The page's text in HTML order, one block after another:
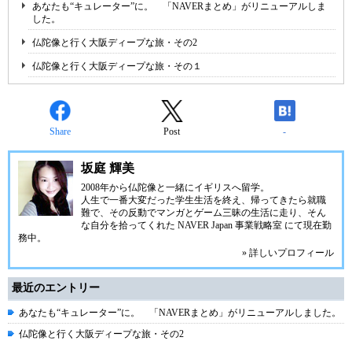
あなたも“キュレーター”に。 「NAVERまとめ」がリニューアルしま
した。
仏陀像と行く大阪ディープな旅・その2
仏陀像と行く大阪ディープな旅・その１
Share Post -
坂庭 輝美
2008年から仏陀像と一緒にイギリスへ留学。
人生で一番大変だった学生生活を終え、帰ってきたら就職
難で、その反動でマンガとゲーム三昧の生活に走り、そん
な自分を拾ってくれた NAVER Japan 事業戦略室 にて現在勤
務中。
» 詳しいプロフィール
最近のエントリー
あなたも“キュレーター”に。 「NAVERまとめ」がリニューアルしました。
仏陀像と行く大阪ディープな旅・その2